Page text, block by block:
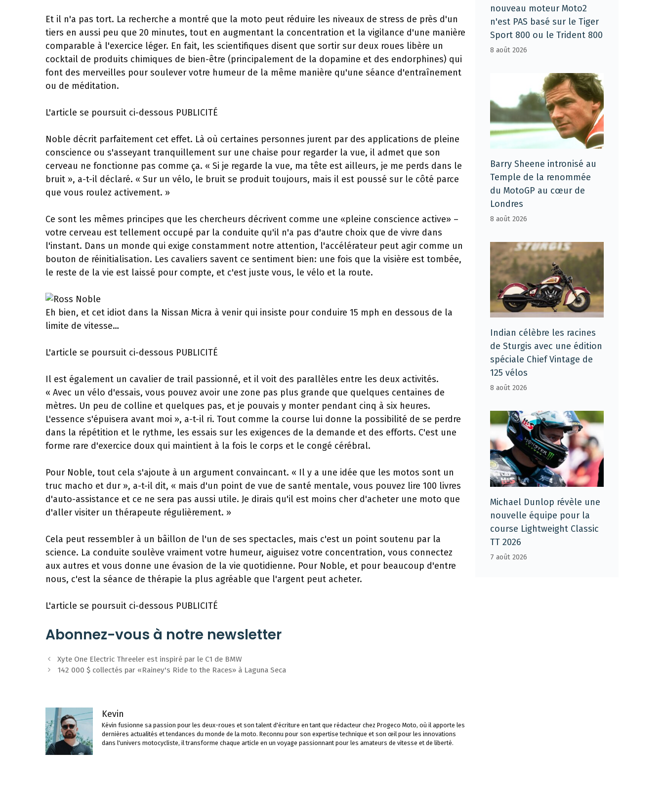
Et il n'a pas tort. La recherche a montré que la moto peut réduire les niveaux de stress de près d'un
tiers en aussi peu que 20 minutes, tout en augmentant la concentration et la vigilance d'une manière
comparable à l'exercice léger. En fait, les scientifiques disent que sortir sur deux roues libère un
cocktail de produits chimiques de bien-être (principalement de la dopamine et des endorphines) qui
font des merveilles pour soulever votre humeur de la même manière qu'une séance d'entraînement
ou de méditation.
L'article se poursuit ci-dessous PUBLICITÉ
Noble décrit parfaitement cet effet. Là où certaines personnes jurent par des applications de pleine
conscience ou s'asseyant tranquillement sur une chaise pour regarder la vue, il admet que son
cerveau ne fonctionne pas comme ça. « Si je regarde la vue, ma tête est ailleurs, je me perds dans le
bruit », a-t-il déclaré. « Sur un vélo, le bruit se produit toujours, mais il est poussé sur le côté parce
que vous roulez activement. »
Ce sont les mêmes principes que les chercheurs décrivent comme une «pleine conscience active» –
votre cerveau est tellement occupé par la conduite qu'il n'a pas d'autre choix que de vivre dans
l'instant. Dans un monde qui exige constamment notre attention, l'accélérateur peut agir comme un
bouton de réinitialisation. Les cavaliers savent ce sentiment bien: une fois que la visière est tombée,
le reste de la vie est laissé pour compte, et c'est juste vous, le vélo et la route.
Eh bien, et cet idiot dans la Nissan Micra à venir qui insiste pour conduire 15 mph en dessous de la
limite de vitesse…
L'article se poursuit ci-dessous PUBLICITÉ
Il est également un cavalier de trail passionné, et il voit des parallèles entre les deux activités.
« Avec un vélo d'essais, vous pouvez avoir une zone pas plus grande que quelques centaines de
mètres. Un peu de colline et quelques pas, et je pouvais y monter pendant cinq à six heures.
L'essence s'épuisera avant moi », a-t-il ri. Tout comme la course lui donne la possibilité de se perdre
dans la répétition et le rythme, les essais sur les exigences de la demande et des efforts. C'est une
forme rare d'exercice doux qui maintient à la fois le corps et le congé cérébral.
Pour Noble, tout cela s'ajoute à un argument convaincant. « Il y a une idée que les motos sont un
truc macho et dur », a-t-il dit, « mais d'un point de vue de santé mentale, vous pouvez lire 100 livres
d'auto-assistance et ce ne sera pas aussi utile. Je dirais qu'il est moins cher d'acheter une moto que
d'aller visiter un thérapeute régulièrement. »
Cela peut ressembler à un bâillon de l'un de ses spectacles, mais c'est un point soutenu par la
science. La conduite soulève vraiment votre humeur, aiguisez votre concentration, vous connectez
aux autres et vous donne une évasion de la vie quotidienne. Pour Noble, et pour beaucoup d'entre
nous, c'est la séance de thérapie la plus agréable que l'argent peut acheter.
L'article se poursuit ci-dessous PUBLICITÉ
Abonnez-vous à notre newsletter
Navigation
des
Xyte One Electric Threeler est inspiré par le C1 de BMW
142 000 $ collectés par «Rainey's Ride to the Races» à Laguna Seca
Kevin
Kévin fusionne sa passion pour les deux-roues et son talent d'écriture en tant que rédacteur chez Progeco Moto, où il apporte les
dernières actualités et tendances du monde de la moto. Reconnu pour son expertise technique et son œil pour les innovations
dans l'univers motocycliste, il transforme chaque article en un voyage passionnant pour les amateurs de vitesse et de liberté.
nouveau moteur Moto2
n'est PAS basé sur le Tiger
Sport 800 ou le Trident 800
8 août 2026
Barry Sheene intronisé au
Temple de la renommée
du MotoGP au cœur de
Londres
8 août 2026
Indian célèbre les racines
de Sturgis avec une édition
spéciale Chief Vintage de
125 vélos
8 août 2026
Michael Dunlop révèle une
nouvelle équipe pour la
course Lightweight Classic
TT 2026
7 août 2026